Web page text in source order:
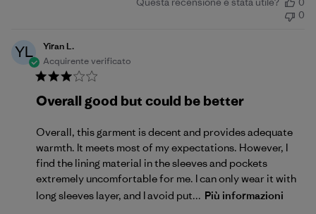
0
YL
Yiran L.
Acquirente verificato
Overall good but could be better
Overall, this garment is decent and provides adequate
warmth. It meets most of my expectations. However, I
find the lining material in the sleeves and pockets
extremely uncomfortable for me. I can only wear it with
long sleeves layer, and I avoid put... Più informazioni